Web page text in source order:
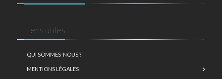
Liens utiles
QUI SOMMES-NOUS ?
MENTIONS LÉGALES